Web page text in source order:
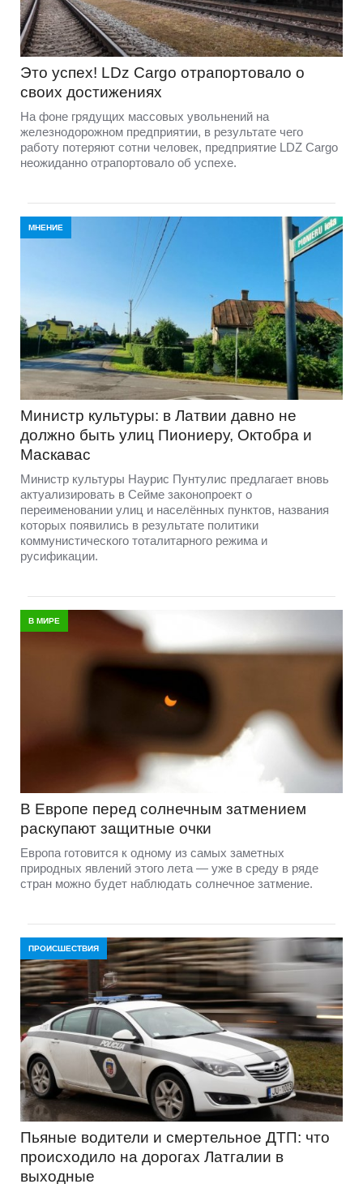
Это успех! LDz Cargo отрапортовало о
своих достижениях
На фоне грядущих массовых увольнений на
железнодорожном предприятии, в результате чего
работу потеряют сотни человек, предприятие LDZ Cargо
неожиданно отрапортовало об успехе.
МНЕНИЕ
Министр культуры: в Латвии давно не
должно быть улиц Пиониеру, Октобра и
Маскавас
Министр культуры Наурис Пунтулис предлагает вновь
актуализировать в Сейме законопроект о
переименовании улиц и населённых пунктов, названия
которых появились в результате политики
коммунистического тоталитарного режима и
русификации.
В МИРЕ
В Европе перед солнечным затмением
раскупают защитные очки
Европа готовится к одному из самых заметных
природных явлений этого лета — уже в среду в ряде
стран можно будет наблюдать солнечное затмение.
ПРОИСШЕСТВИЯ
Пьяные водители и смертельное ДТП: что
происходило на дорогах Латгалии в
выходные